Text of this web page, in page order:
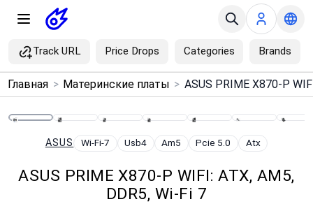
Track URL Price Drops Categories Brands
Menu ×
Search
Главная > Материнские платы >
ASUS Wi-Fi-7 Usb4 Am5 Pcie 5.0 Atx
ASUS PRIME X870-P WIFI: ATX, AM5,
DDR5, Wi‑Fi 7